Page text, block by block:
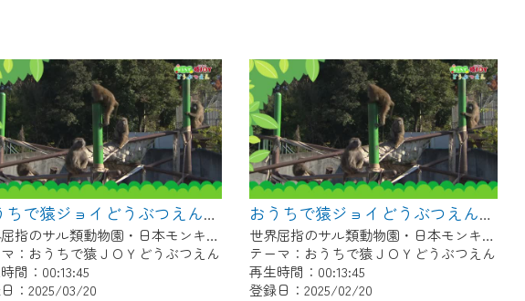
おうちで猿ジョイどうぶつえん～ブラッザグエノン～（2025年2月16日初回放送）
世界屈指のサル類動物園・日本モンキーセンター協力の親子で学べる動物番組。
：おうちで猿ＪＯＹどうぶつえん
間：00:13:45
：2025/03/20
おうちで猿ジョイどうぶつえん～ヨザルってどんなサル？～（2025年1月16日初回放送）
世界屈指のサル類動物園・日本モンキーセンター協力の親子で学べる動物番組。
テーマ：おうちで猿ＪＯＹどうぶつえん
再生時間：00:13:45
登録日：2025/02/20